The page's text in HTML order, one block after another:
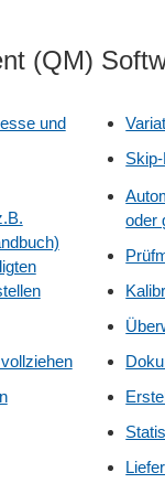
(QM)
und
oder